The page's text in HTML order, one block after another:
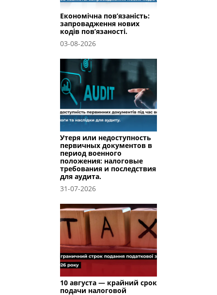
Економічна пов’язаність:
запровадження нових
кодів пов’язаності.
03-08-2026
Утеря или недоступность
первичных документов в
период военного
положения: налоговые
требования и последствия
для аудита.
31-07-2026
10 августа — крайний срок
подачи налоговой